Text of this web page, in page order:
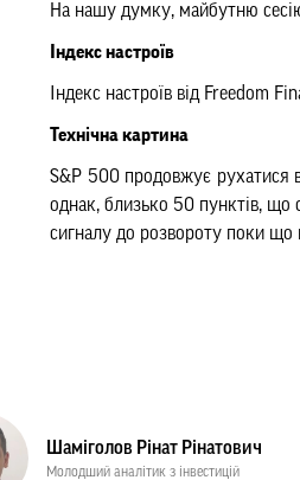
На нашу думку, майбутню
Індекс настроїв
Індекс настроїв від Freedom
Технічна картина
S&P 500 продовжує рухатися
однак, близько 50 пунктів, що
сигналу до розвороту поки що
Шаміголов Рінат Рінатович
Молодший аналітик з інвестицій